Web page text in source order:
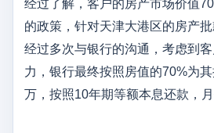
经过了解，客户的房产市场价值
的政策，针对天津大港区的房产批
经过多次与银行的沟通，考虑到
力，银行最终按照房值的70%为
万，按照10年期等额本息还款，月